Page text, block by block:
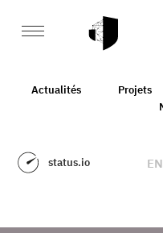
Actualités Projets
status.io EN